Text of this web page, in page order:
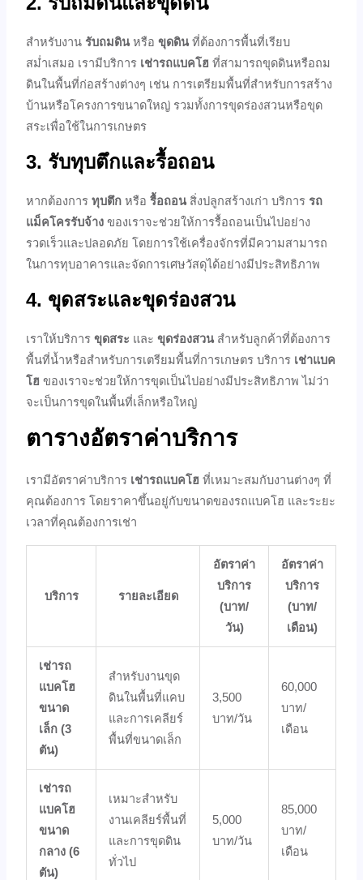
สำหรับงานรับถมดินหรือขุดดินที่ต้องการพื้นที่เรียบ
สม่ำเสมอ เรามีบริการ เช่ารถแบคโฮ ที่สามารถขุดดินหรือถม
ดินในพื้นที่ก่อสร้างต่างๆ เช่น การเตรียมพื้นที่สำหรับการสร้าง
บ้านหรือโครงการขนาดใหญ่ รวมทั้งการขุดร่องสวนหรือขุด
สระเพื่อใช้ในการเกษตร
3. รับทุบตึกและรื้อถอน
หากต้องการทุบตึก หรือรื้อถอนสิ่งปลูกสร้างเก่า บริการรถ
แม็คโครรับจ้าง ของเราจะช่วยให้การรื้อถอนเป็นไปอย่าง
รวดเร็วและปลอดภัย โดยการใช้เครื่องจักรที่มีความสามารถ
ในการทุบอาคารและจัดการเศษวัสดุได้อย่างมีประสิทธิภาพ
4. ขุดสระและขุดร่องสวน
เราให้บริการขุดสระ และขุดร่องสวนสำหรับลูกค้าที่ต้องการ
พื้นที่น้ำหรือสำหรับการเตรียมพื้นที่การเกษตร บริการ เช่าแบค
โฮ ของเราจะช่วยให้การขุดเป็นไปอย่างมีประสิทธิภาพ ไม่ว่า
จะเป็นการขุดในพื้นที่เล็กหรือใหญ่
ตารางอัตราค่าบริการ
เรามีอัตราค่าบริการ เช่ารถแบคโฮ ที่เหมาะสมกับงานต่างๆ ที่
คุณต้องการ โดยราคาขึ้นอยู่กับขนาดของรถแบคโฮ และระยะ
เวลาที่คุณต้องการเช่า
บริการ รายละเอียด
อัตราค่า
บริการ
(บาท/
วัน)
อัตราค่า
บริการ
(บาท/
เดือน)
เช่ารถ
แบคโฮ
ขนาด
เล็ก (3
ตัน)
สำหรับงานขุด
ดินในพื้นที่แคบ
และการเคลียร์
พื้นที่ขนาดเล็ก
3,500
บาท/วัน
60,000
บาท/
เดือน
เช่ารถ
แบคโฮ
ขนาด
กลาง (6
ตัน)
เหมาะสำหรับ
งานเคลียร์พื้นที่
และการขุดดิน
ทั่วไป
5,000
บาท/วัน
85,000
บาท/
เดือน